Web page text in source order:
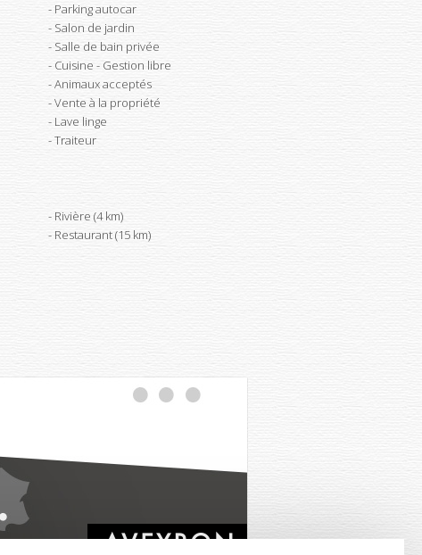
Parking autocar
Salon de jardin
Salle de bain privée
Cuisine - Gestion libre
Animaux acceptés
Vente à la propriété
Lave linge
Traiteur
Rivière (4 km)
Restaurant (15 km)